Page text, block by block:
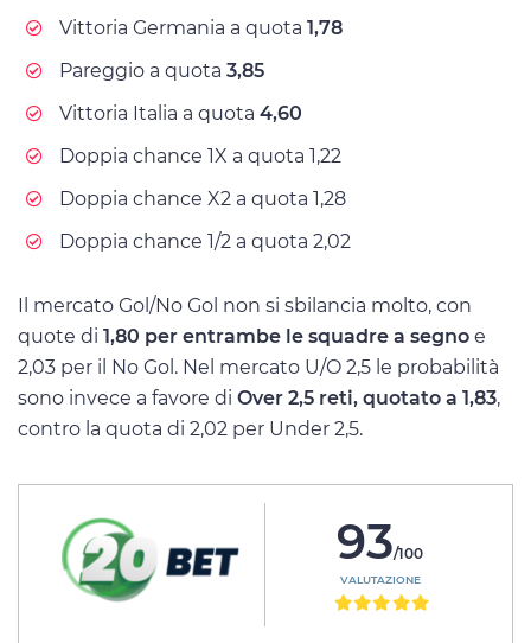
Vittoria Germania a quota 1,78
Pareggio a quota 3,85
Vittoria Italia a quota 4,60
Doppia chance 1X a quota 1,22
Doppia chance X2 a quota 1,28
Doppia chance 1/2 a quota 2,02
Il mercato Gol/No Gol non si sbilancia molto, con
quote di 1,80 per entrambe le squadre a segno e
2,03 per il No Gol. Nel mercato U/O 2,5 le probabilità
sono invece a favore di Over 2,5 reti, quotato a 1,83,
contro la quota di 2,02 per Under 2,5.
93/100
VALUTAZIONE